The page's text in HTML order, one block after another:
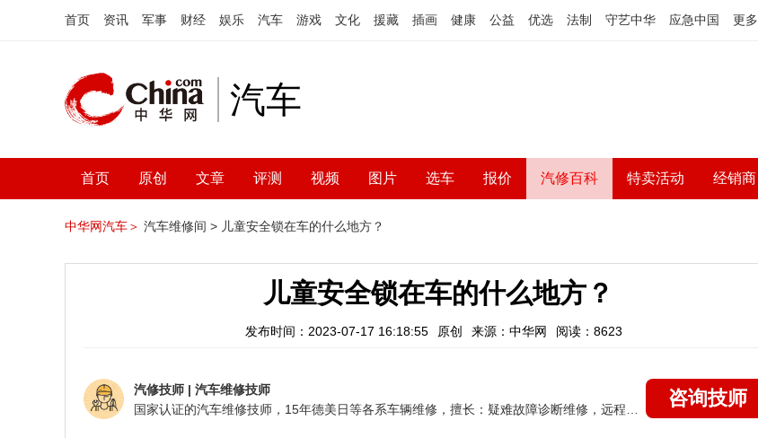
首页 资讯 军事 财经 娱乐 汽车 游戏 文化 援藏 插画 健康 公益 优选 法制 守艺中华 应急中国 更多
汽车
首页 原创 文章 评测 视频 图片 选车 报价 汽修百科 特卖活动 经销商
中华网汽车＞ 汽车维修间 > 儿童安全锁在车的什么地方？
儿童安全锁在车的什么地方？
发布时间：2023-07-17 16:18:55 原创 来源：中华网 阅读：8623
汽修技师 | 汽车维修技师
咨询技师